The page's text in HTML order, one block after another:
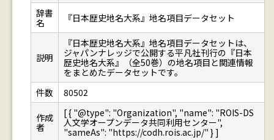
辞書
名
『日本歴史地名大系』地名項目データセット
説明
『日本歴史地名大系』地名項目データセットは、
ジャパンナレッジで公開する平凡社刊行の『日本
歴史地名大系』（全50巻）の地名項目と関連情報
をまとめたデータセットです。
件数
80502
作成
者
[ { "@type": "Organization", "name": "ROIS-DS
人文学オープンデータ共同利用センター",
"sameAs": "https://codh.rois.ac.jp/" } ]